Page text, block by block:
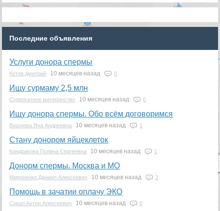
Последние объявления
Услуги донора спермы
Кетов дмитрий 10 месяцев назад 0
Ищу сурмаму 2,5 млн
Суррогатное материнство 10 месяцев назад 0
Ищу донора спермы. Обо всём договоримся
Вишнева Яна Андреевна 10 месяцев назад 1
Стану донором яйцеклеток
Кондракова Полина Сергеевна 10 месяцев назад 1
Донорм спермы. Москва и МО
Мироненко Даниил Алексеевич 10 месяцев назад 2
Помощь в зачатии оплачу ЭКО
Сокол Антон Алексеевич 10 месяцев назад 0